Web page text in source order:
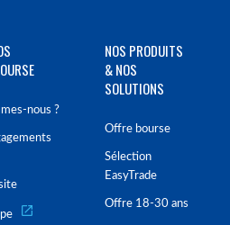
nous ?
NOS PRODUITS
& NOS
SOLUTIONS
Offre bourse
Sélection
EasyTrade
Offre 18-30 ans